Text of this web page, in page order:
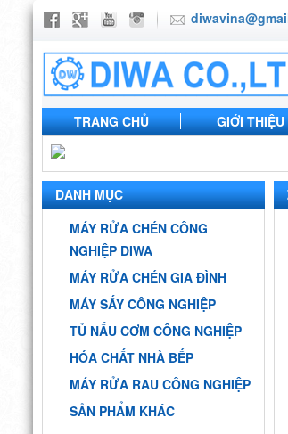
TRANG CHỦ GIỚI THIỆU
DANH MỤC
MÁY RỬA CHÉN CÔNG
NGHIỆP DIWA
MÁY RỬA CHÉN GIA ĐÌNH
MÁY SẤY CÔNG NGHIỆP
TỦ NẤU CƠM CÔNG NGHIỆP
HÓA CHẤT NHÀ BẾP
MÁY RỬA RAU CÔNG NGHIỆP
SẢN PHẨM KHÁC